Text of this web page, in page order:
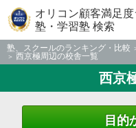
オリコン顧客満足
塾・学習塾 検索
塾、スクールのランキング・比較
西京極周辺の校舎一覧
西京
目的